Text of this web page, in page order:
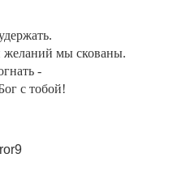
желаний мы скованы.
-
с тобой!